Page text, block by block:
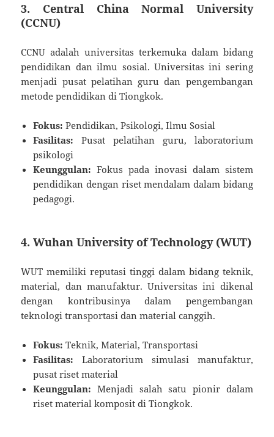
3. Central China Normal University
(CCNU)
CCNU adalah universitas terkemuka dalam bidang
pendidikan dan ilmu sosial. Universitas ini sering
menjadi pusat pelatihan guru dan pengembangan
metode pendidikan di Tiongkok.
Fokus: Pendidikan, Psikologi, Ilmu Sosial
Fasilitas: Pusat pelatihan guru, laboratorium
psikologi
Keunggulan: Fokus pada inovasi dalam sistem
pendidikan dengan riset mendalam dalam bidang
pedagogi.
4.Wuhan University of Technology (WUT)
WUT memiliki reputasi tinggi dalam bidang teknik,
material, dan manufaktur. Universitas ini dikenal
dengan kontribusinya dalam pengembangan
teknologi transportasi dan material canggih.
Fokus: Teknik, Material, Transportasi
Fasilitas: Laboratorium simulasi manufaktur,
pusat riset material
Keunggulan: Menjadi salah satu pionir dalam
riset material komposit di Tiongkok.